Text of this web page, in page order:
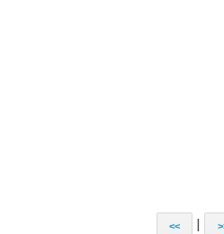
<< |